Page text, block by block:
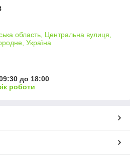
область, Центральна вулиця,
Україна
до 18:00
роботи